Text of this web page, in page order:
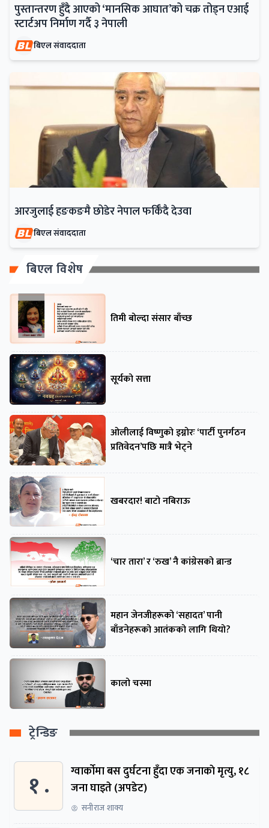
पुस्तान्तरण हुँदै आएको ‘मानसिक आघात’को चक्र तोड्न एआई
स्टार्टअप निर्माण गर्दै ३ नेपाली
बिएल संवाददाता
आरजुलाई हङकङमै छोडेर नेपाल फर्किँदै देउवा
बिएल संवाददाता
बिएल विशेष
तिमी बोल्दा संसार बाँच्छ
सूर्यको सत्ता
ओलीलाई विष्णुको इग्नोरः ‘पार्टी पुनर्गठन
प्रतिवेदन’पछि मात्रै भेट्ने
खबरदार! बाटो नबिराऊ
‘चार तारा’ र ‘रुख’ नै कांग्रेसको ब्रान्ड
महान जेनजीहरूको ‘सहादत’ पानी
बाँडनेहरूको आतंकको लागि थियो?
कालो चस्मा
ट्रेन्डिङ
१ .
ग्वार्काेमा बस दुर्घटना हुँदा एक जनाकाे मृत्यु, १८
जना घाइते (अपडेट)
सनीराज शाक्य